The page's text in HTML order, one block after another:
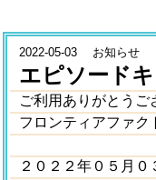
2022-05-03 お知らせ
エピソード
ご利用ありがとうご
フロンティアファク
２０２２年０５月